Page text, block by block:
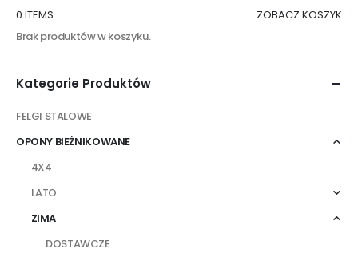
0 ITEMS
ZOBACZ KOSZYK
Brak produktów w koszyku.
Kategorie Produktów
FELGI STALOWE
OPONY BIEŻNIKOWANE
4X4
LATO
ZIMA
DOSTAWCZE